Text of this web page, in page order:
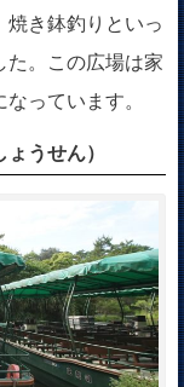
焼き鉢釣りといっ
た。この広場は家
っています。
うせん）